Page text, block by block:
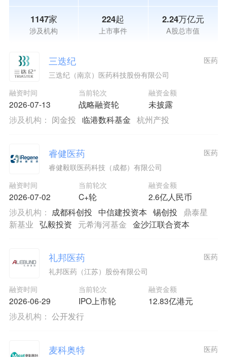
1147家
涉及机构
224起
上市事件
2.24万亿元
A股总市值
三迭纪
三迭纪（南京）医药科技股份有限公司
融资时间
2026-07-13
当前轮次
战略融资轮
融资金额
未披露
医药
涉及机构： 闵金投 临港数科基金 杭州产投
睿健医药
睿健毅联医药科技（成都）有限公司
融资时间
2026-07-02
当前轮次
C+轮
融资金额
2.6亿人民币
医药
涉及机构： 成都科创投 中信建投资本 锡创投
鼎泰星
新基业 弘毅投资 元希海河基金 金沙江联合资本
礼邦医药
礼邦医药（江苏）股份有限公司
融资时间
2026-06-29
当前轮次
IPO上市轮
融资金额
12.83亿港元
医药
涉及机构： 公开发行
麦科奥特 医药